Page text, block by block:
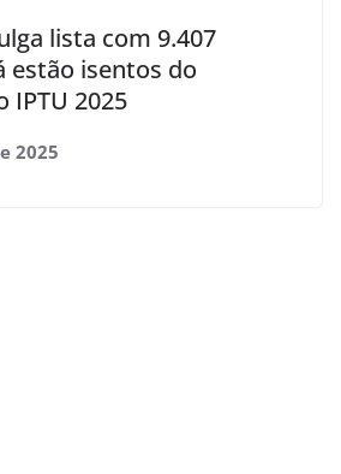
lista com 9.407
estão isentos do
IPTU 2025
2025